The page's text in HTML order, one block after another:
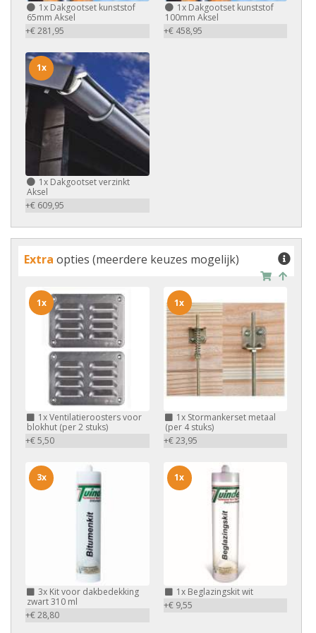
1x Dakgootset kunststof
65mm Aksel
+€ 281,95
1xDakgootset kunststof
100mm Aksel
+€ 458,95
1x Dakgootset verzinkt
Aksel
+€ 609,95
1x
Extra opties (meerdere keuzes mogelijk)
1xVentilatieroosters voor
blokhut (per 2 stuks)
+€ 5,50
1x
1xStormankerset metaal
(per 4 stuks)
+€ 23,95
1x
3x Kit voor dakbedekking
zwart 310 ml
+€ 28,80
3x
1xBeglazingskit wit
+€ 9,55
1x